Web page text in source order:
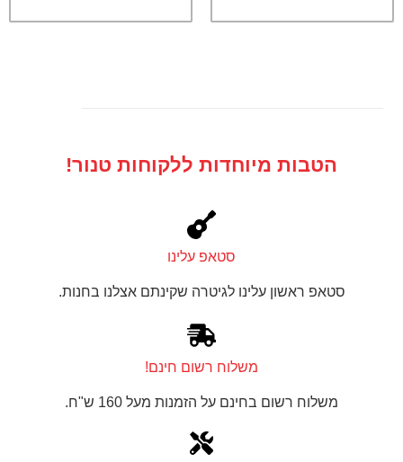
הטבות מיוחדות ללקוחות טנור!
סטאפ עלינו
סטאפ ראשון עלינו לגיטרה שקינתם אצלנו בחנות.
משלוח רשום חינם!
משלוח רשום בחינם על הזמנות מעל 160 ש"ח.